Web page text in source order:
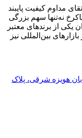
مداوم کیفیت پایبند
نه‌تنها سهم بزرگی
یکی از برندهای معتبر
بین‌المللی نیز
هویزه شرقی، پلاک